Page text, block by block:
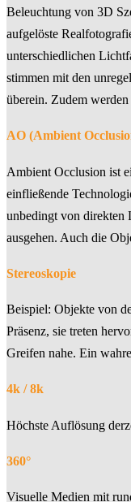
Beleuchtung von 3D
aufgelöste
unterschiedlichen
stimmen mit den
überein. Zudem
AO (Ambient
Ambient Occlusion ist
einfließende
unbedingt von direkten
ausgehen. Auch die
Stereoskopie
Beispiel: Objekte von
Präsenz, sie treten
Greifen nahe. Ein
4k / 8k
Höchste Auflösung
360°
Visuelle Medien mit